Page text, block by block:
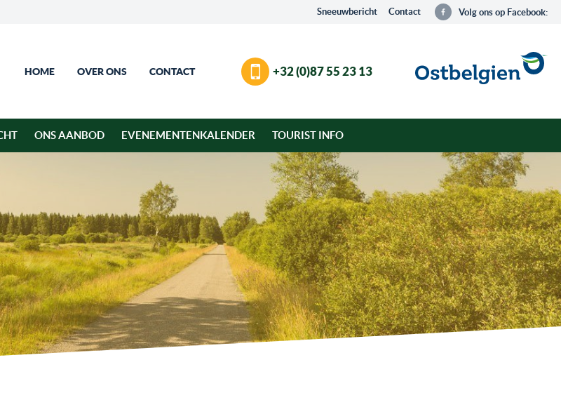
Sneeuwbericht Contact Volg ons op Facebook:
HOME OVER ONS CONTACT +32 (0)87 55 23 13
ONS AANBOD EVENEMENTENKALENDER TOURIST INFO